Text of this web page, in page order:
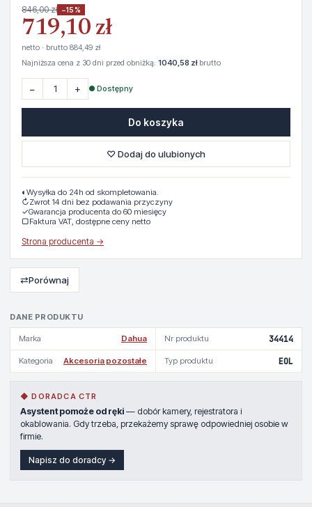
DANE PRODUKTU
Marka Dahua Nr produktu 34414
Kategoria Akcesoria pozostałe Typ produktu EOL
◆ DORADCA CTR
Asystent pomoże od ręki — dobór kamery, rejestratora i
okablowania. Gdy trzeba, przekażemy sprawę odpowiedniej osobie w
firmie.
Napisz do doradcy →
846,00 zł −15%
719,10 zł
netto · brutto 884,49 zł
Najniższa cena z 30 dni przed obniżką: 1040,58 złbrutto
− + ● Dostępny
Do koszyka
♡ Dodaj do ulubionych
◐ Wysyłka do 24h od skompletowania.
↻Zwrot 14 dni bez podawania przyczyny
✓Gwarancja producenta do 60 miesięcy
▢Faktura VAT, dostępne ceny netto
Strona producenta →
⇄Porównaj